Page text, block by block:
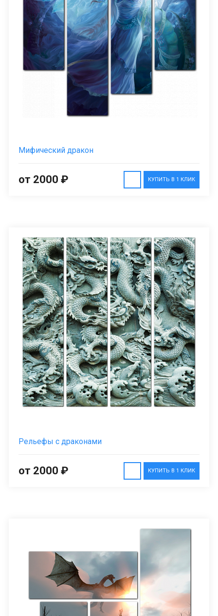
Мифический дракон
КУПИТЬ В 1 КЛИК
от 2000 ₽
Рельефы с драконами
КУПИТЬ В 1 КЛИК
от 2000 ₽